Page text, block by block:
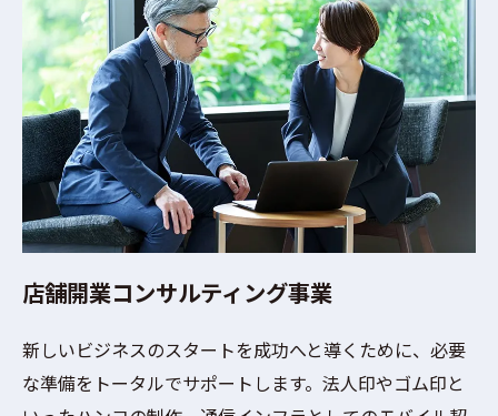
店舗開業コンサルティング事業
新しいビジネスのスタートを成功へと導くために、必要
な準備をトータルでサポートします。法人印やゴム印と